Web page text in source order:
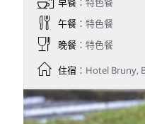
午餐：特色餐
晚餐：特色餐
住宿：Hotel Bruny,